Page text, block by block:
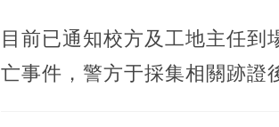
目前已通知校方及工地主任
亡事件，警方于採集相關跡證